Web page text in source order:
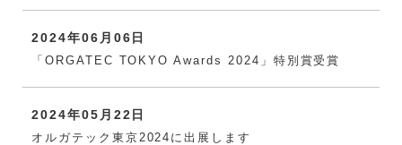
2024年06月06日
「ORGATEC TOKYO Awards 2024」特別賞受賞
2024年05月22日
オルガテック東京2024に出展します